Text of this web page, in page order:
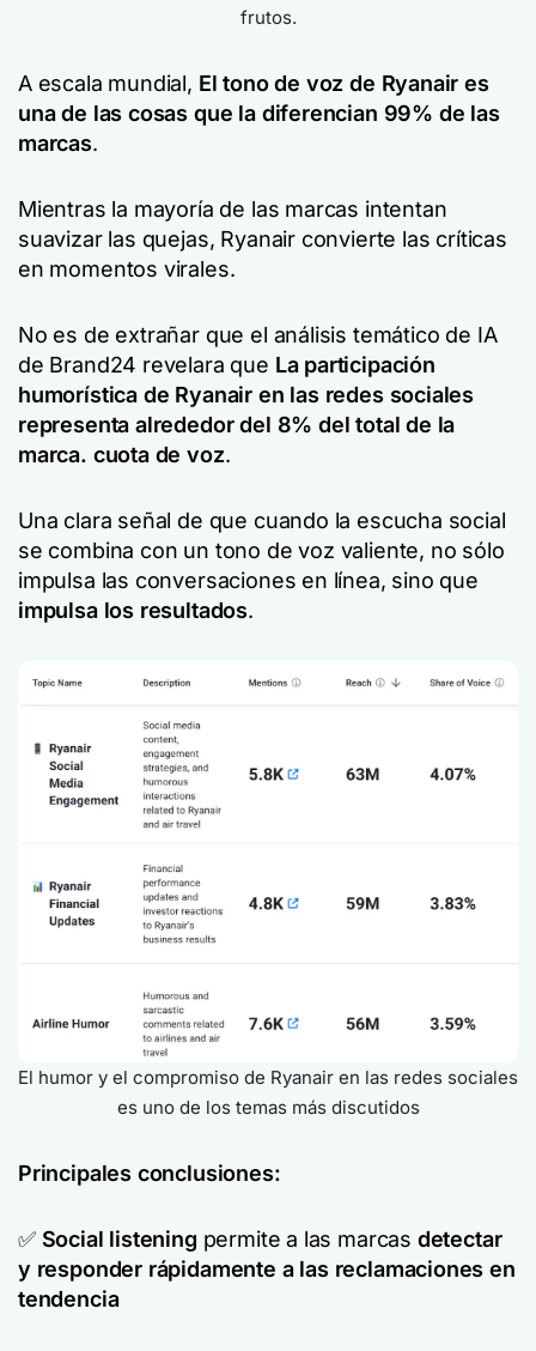
frutos.
A escala mundial, El tono de voz de Ryanair es
una de las cosas que la diferencian 99% de las
marcas.
Mientras la mayoría de las marcas intentan
suavizar las quejas, Ryanair convierte las críticas
en momentos virales.
No es de extrañar que el análisis temático de IA
de Brand24 revelara que La participación
humorística de Ryanair en las redes sociales
representa alrededor del 8% del total de la
marca. cuota de voz.
Una clara señal de que cuando la escucha social
se combina con un tono de voz valiente, no sólo
impulsa las conversaciones en línea, sino que
impulsa los resultados.
El humor y el compromiso de Ryanair en las redes sociales
es uno de los temas más discutidos
Principales conclusiones:
✅ Social listening permite a las marcas detectar
y responder rápidamente a las reclamaciones en
tendencia